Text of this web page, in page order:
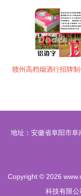
地址：安徽省阜阳市
Copyright © 2026
科技有限公